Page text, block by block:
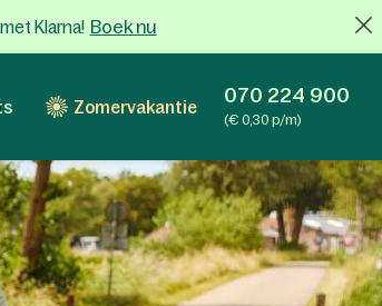
Klarna! Boek nu
Zomervakantie 070 224 900
(€ 0,30 p/m)